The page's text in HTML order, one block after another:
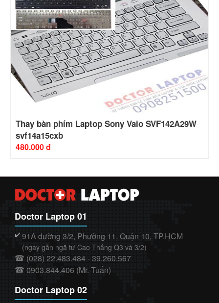
Thay bàn phím Laptop Sony Vaio SVF142A29W
svf14a15cxb
480.000 đ
Doctor Laptop 01
✔️ 91A đường 3/2, Phường 11, Quận 10, TP.HCM
(ngay gần ngã tư Cao Thắng Q3 và 3/2)
☎ (028) 22.483.484 - 39.260.567
☎ 0903.844.406 (Mr. Tuấn)
Doctor Laptop 02